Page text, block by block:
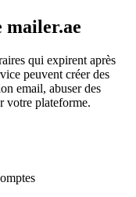
mailer.ae
qui expirent après
peuvent créer des
email, abuser des
votre plateforme.